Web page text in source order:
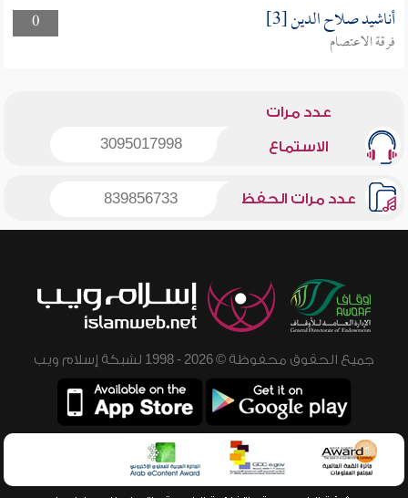
0
أناشيد صلاح الدين [3]
فرقة الاعتصام
عدد مرات
الاستماع 3095017998
عدد مرات الحفظ 839856733
جميع الحقوق محفوظة © 2026 - 1998 لشبكة إسلام ويب